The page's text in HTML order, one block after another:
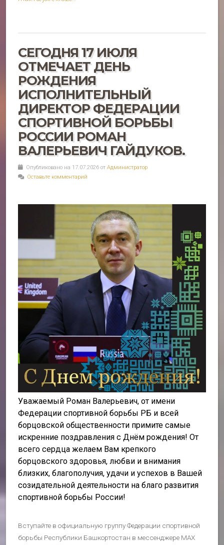
СЕГОДНЯ 17 ИЮЛЯ
ОТМЕЧАЕТ ДЕНЬ
РОЖДЕНИЯ
ИСПОЛНИТЕЛЬНЫЙ
ДИРЕКТОР ФЕДЕРАЦИИ
СПОРТИВНОЙ БОРЬБЫ
РОССИИ РОМАН
ВАЛЕРЬЕВИЧ ГАЙДУКОВ.
Опубликовано на 17.07.2026 от Администратор
Оставьте комментарий
Уважаемый Роман Валерьевич, от имени
Федерации спортивной борьбы РБ и всей
борцовской общественности примите самые
искренние поздравления с Днём рождения! От
всего сердца желаем Вам крепкого
борцовского здоровья, любви и внимания
близких, благополучия, удачи и успехов в Вашей
созидательной деятельности на благо развития
спортивной борьбы России!
Вступайте в официальную группу Федерации спортивной
борьбы Республики Башкортостан в мессенджере MAX